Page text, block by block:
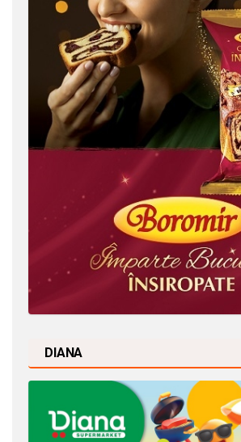
DIANA